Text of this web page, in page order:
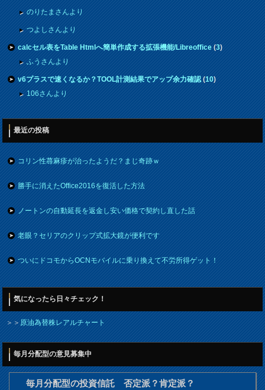
のりたまさんより
つよしさんより
calcセル表をTable Htmlへ簡単作成する拡張機能/Libreoffice(3)
ふうさんより
v6プラスで速くなるか？TOOL計測結果でアップ余力確認(10)
106さんより
最近の投稿
コリン性蕁麻疹が治ったようだ？まじ奇跡ｗ
勝手に消えたOffice2016を復活した方法
ノートンの自動延長を返金し安い価格で契約し直した話
老眼？セリアのクリップ式拡大鏡が便利です
ついにドコモからOCNモバイルに乗り換えて不労所得ゲット！
気になったら日々チェック！
＞＞原油為替株レアルチャート
毎月分配型の意見募集中
毎月分配型の投資信託 否定派？肯定派？